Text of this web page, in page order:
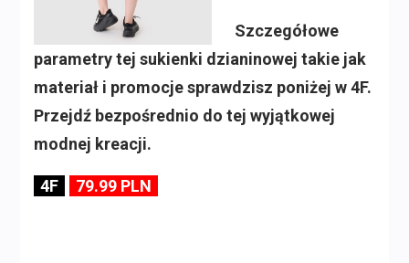
Szczegółowe
parametry tej sukienki dzianinowej takie jak
materiał i promocje sprawdzisz poniżej w 4F.
Przejdź bezpośrednio do tej wyjątkowej
modnej kreacji.
4F 79.99 PLN